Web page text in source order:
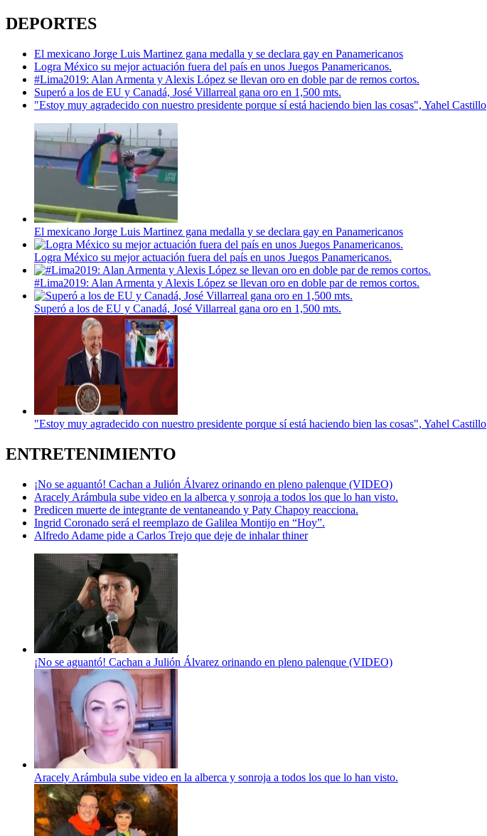
DEPORTES
El mexicano Jorge Luis Martinez gana medalla y se declara gay en Panamericanos
Logra México su mejor actuación fuera del país en unos Juegos Panamericanos.
#Lima2019: Alan Armenta y Alexis López se llevan oro en doble par de remos cortos.
Superó a los de EU y Canadá, José Villarreal gana oro en 1,500 mts.
"Estoy muy agradecido con nuestro presidente porque sí está haciendo bien las cosas", Yahel Castillo
El mexicano Jorge Luis Martinez gana medalla y se declara gay en Panamericanos
Logra México su mejor actuación fuera del país en unos Juegos Panamericanos.
#Lima2019: Alan Armenta y Alexis López se llevan oro en doble par de remos cortos.
Superó a los de EU y Canadá, José Villarreal gana oro en 1,500 mts.
"Estoy muy agradecido con nuestro presidente porque sí está haciendo bien las cosas", Yahel Castillo
ENTRETENIMIENTO
¡No se aguantó! Cachan a Julión Álvarez orinando en pleno palenque (VIDEO)
Aracely Arámbula sube video en la alberca y sonroja a todos los que lo han visto.
Predicen muerte de integrante de ventaneando y Paty Chapoy reacciona.
Ingrid Coronado será el reemplazo de Galilea Montijo en “Hoy”.
Alfredo Adame pide a Carlos Trejo que deje de inhalar thiner
¡No se aguantó! Cachan a Julión Álvarez orinando en pleno palenque (VIDEO)
Aracely Arámbula sube video en la alberca y sonroja a todos los que lo han visto.